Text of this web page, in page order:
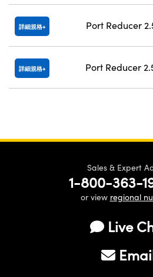
詳細規格 Port Reducer
詳細規格 Port Reducer
Sales & Expert
1-800-363-
or view regional
Live